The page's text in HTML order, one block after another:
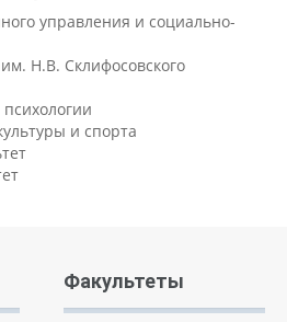
управления и социально-
Н.В. Склифосовского
и спорта
Факультеты